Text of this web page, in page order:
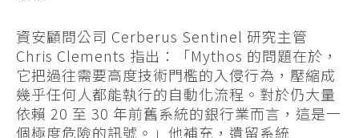
資安顧問公司 Cerberus Sentinel 研究主管
Chris Clements 指出：「Mythos 的問題在於，
它把過往需要高度技術門檻的入侵行為，壓縮成
幾乎任何人都能執行的自動化流程。對於仍大量
依賴 20 至 30 年前舊系統的銀行業而言，這是一
個極度危險的訊號。」他補充，遺留系統